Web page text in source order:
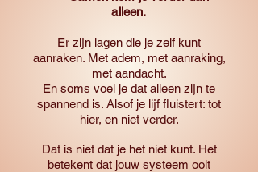
alleen.
Er zijn lagen die je zelf kunt
aanraken. Met adem, met aanraking,
met aandacht.
En soms voel je dat alleen zijn te
spannend is. Alsof je lijf fluistert: tot
hier, en niet verder.
Dat is niet dat je het niet kunt. Het
betekent dat jouw systeem ooit